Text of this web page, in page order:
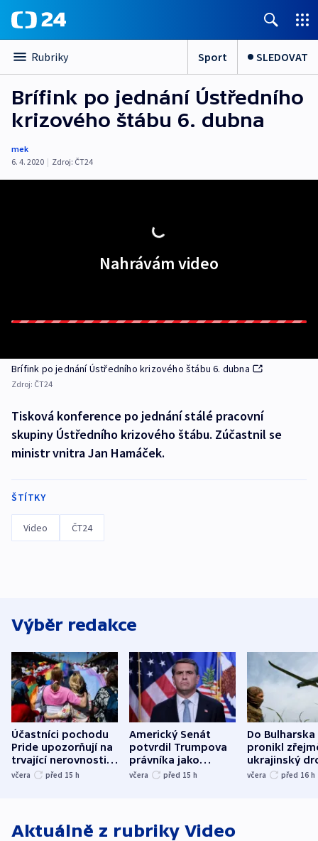
Rubriky Sport SLEDOVAT
Brífink po jednání Ústředního
krizového štábu 6. dubna
mek
6. 4. 2020 | Zdroj: ČT24
Nahrávám video
Brífink po jednání Ústředního krizového štábu 6. dubna
Zdroj: ČT24
Tisková konference po jednání stálé pracovní
skupiny Ústředního krizového štábu. Zúčastnil se
ministr vnitra Jan Hamáček.
ŠTÍTKY
Video ČT24
Výběr redakce
Účastníci pochodu
Pride upozorňují na
trvající nerovnosti i
společenskou
včera před 15 h
Americký Senát
potvrdil Trumpova
právníka jako
ministra
včera před 15 h
Do Bulharska
pronikl
ukrajinský
explodoval
včera před 16 h
Aktuálně z rubriky Video